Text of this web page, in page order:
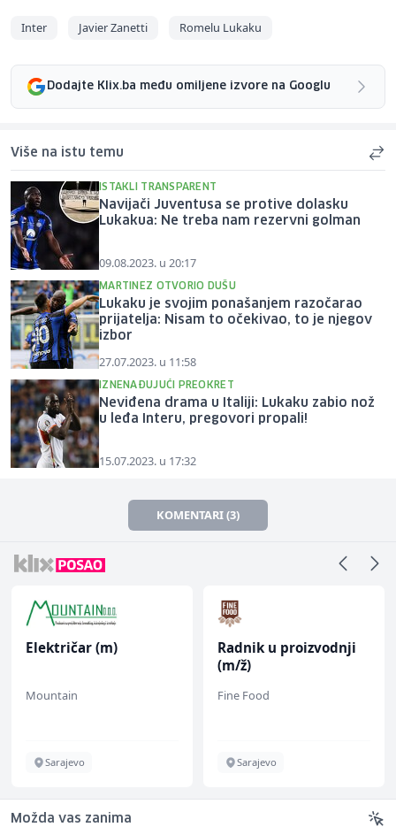
Inter Javier Zanetti Romelu Lukaku
Dodajte Klix.ba među omiljene izvore na Googlu
Više na istu temu
ISTAKLI TRANSPARENT
Navijači Juventusa se protive dolasku
Lukakua: Ne treba nam rezervni golman
09.08.2023. u 20:17
MARTINEZ OTVORIO DUŠU
Lukaku je svojim ponašanjem razočarao
prijatelja: Nisam to očekivao, to je njegov
izbor
27.07.2023. u 11:58
IZNENAĐUJUĆI PREOKRET
Neviđena drama u Italiji: Lukaku zabio nož
u leđa Interu, pregovori propali!
15.07.2023. u 17:32
KOMENTARI (3)
Električar (m)
Mountain
Sarajevo
Radnik u proizvodnji
(m/ž)
Fine Food
Sarajevo
Možda vas zanima